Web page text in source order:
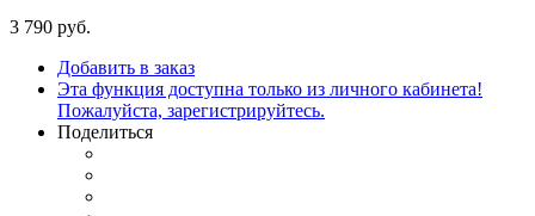
3 790 руб.
Добавить в заказ
Эта функция доступна только из личного кабинета!
Пожалуйста, зарегистрируйтесь.
Поделиться